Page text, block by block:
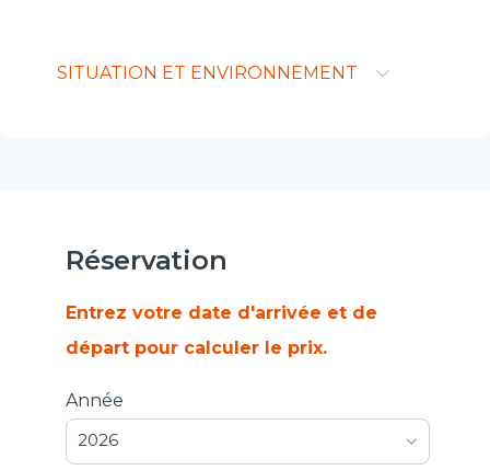
SITUATION ET ENVIRONNEMENT
Réservation
Entrez votre date d'arrivée et de
départ pour calculer le prix.
Année
2026